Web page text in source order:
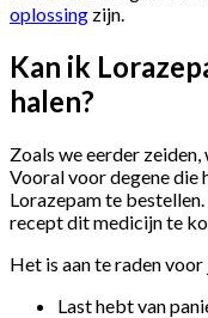
oplossing zijn.
Kan ik
halen?
Zoals we eerder
Vooral voor degene die
Lorazepam te
recept dit medicijn te
Het is aan te raden
Last hebt van